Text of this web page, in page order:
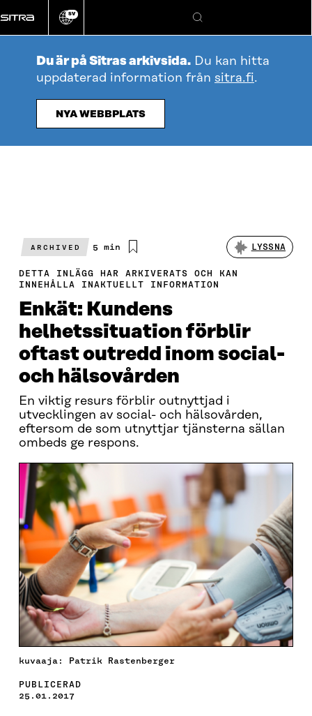
direkt
till
Ändra
språk
SV
Sök
Du är på Sitras arkivsida. Du kan hitta
uppdaterad information från sitra.fi.
NYA WEBBPLATS
ARCHIVED
Beräknad
5 min LYSSNA
DETTA INLÄGG HAR ARKIVERATS OCH KAN
INNEHÅLLA INAKTUELLT INFORMATION
Enkät: Kundens
helhetssituation förblir
oftast outredd inom social-
och hälsovården
En viktig resurs förblir outnyttjad i
utvecklingen av social- och hälsovården,
eftersom de som utnyttjar tjänsterna sällan
ombeds ge respons.
kuvaaja: Patrik Rastenberger
PUBLICERAD
25.01.2017